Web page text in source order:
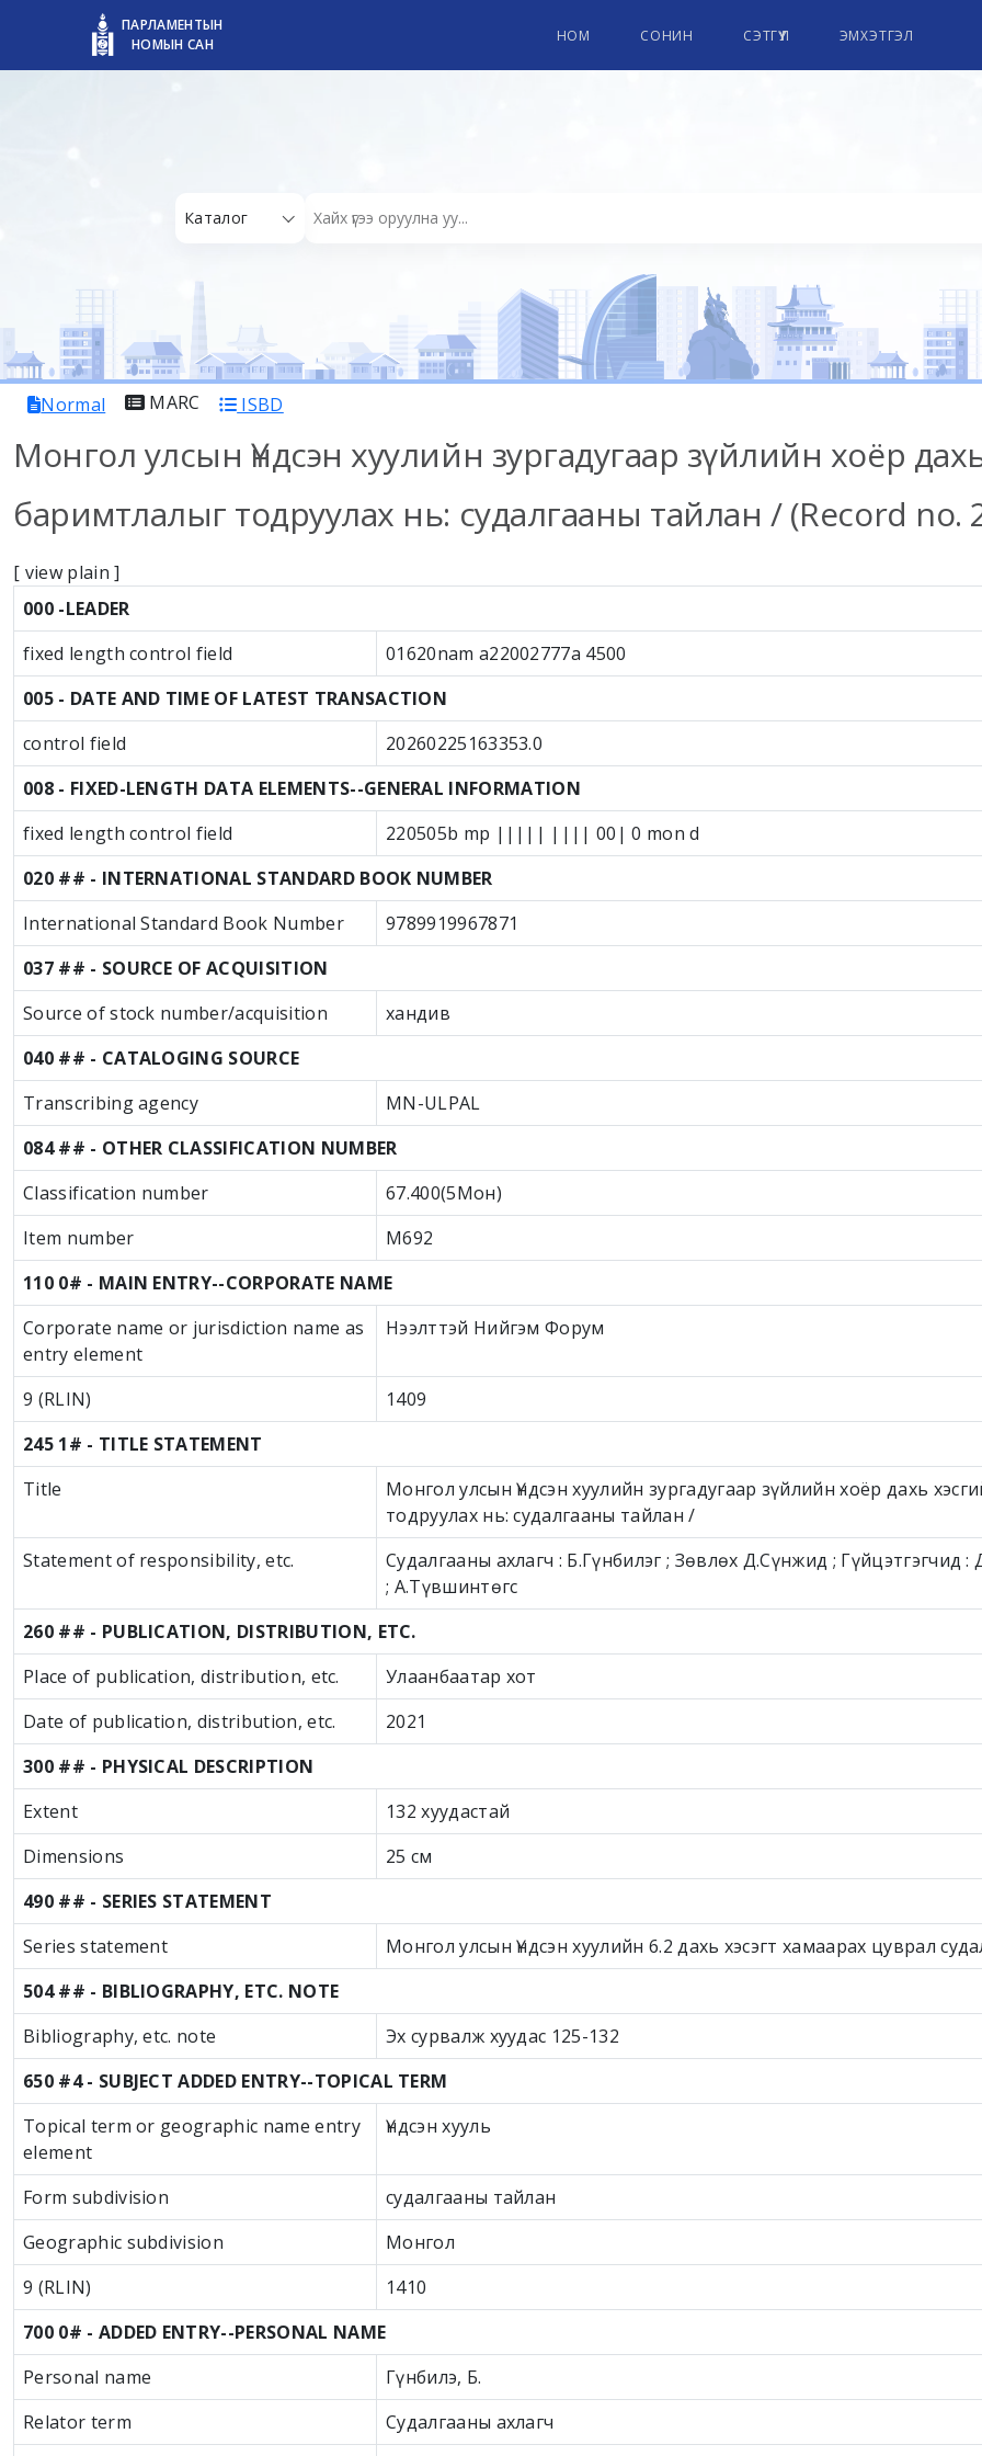
ПАРЛАМЕНТЫН
НОМЫН САН
НОМ СОНИН СЭТГҮҮЛ ЭМХЭТГЭЛ
Каталог
Normal MARC ISBD
Монгол улсын Үндсэн хуулийн зургадугаар зүйлийн хоёр
баримтлалыг тодруулах нь: судалгааны тайлан / (Record no.
[ view plain ]
MARC details
000 -LEADER
fixed length control field
01620nam a22002777a 4500
005 - DATE AND TIME OF LATEST TRANSACTION
control field
20260225163353.0
008 - FIXED-LENGTH DATA ELEMENTS--GENERAL INFORMATION
fixed length control field
220505b mp ||||| |||| 00| 0 mon d
020 ## - INTERNATIONAL STANDARD BOOK NUMBER
International Standard Book Number
9789919967871
037 ## - SOURCE OF ACQUISITION
Source of stock number/acquisition
хандив
040 ## - CATALOGING SOURCE
Transcribing agency
MN-ULPAL
084 ## - OTHER CLASSIFICATION NUMBER
Classification number
67.400(5Мон)
Item number
М692
110 0# - MAIN ENTRY--CORPORATE NAME
Corporate name or jurisdiction name as
entry element
Нээлттэй Нийгэм Форум
9 (RLIN)
1409
245 1# - TITLE STATEMENT
Title
Монгол улсын Үндсэн хуулийн зургадугаар зүйлийн хоёр дахь
тодруулах нь: судалгааны тайлан /
Statement of responsibility, etc.
Судалгааны ахлагч : Б.Гүнбилэг ; Зөвлөх Д.Сүнжид ; Гүйцэтгэгчид
; А.Түвшинтөгс
260 ## - PUBLICATION, DISTRIBUTION, ETC.
Place of publication, distribution, etc.
Улаанбаатар хот
Date of publication, distribution, etc.
2021
300 ## - PHYSICAL DESCRIPTION
Extent
132 хуудастай
Dimensions
25 см
490 ## - SERIES STATEMENT
Series statement
Монгол улсын Үндсэн хуулийн 6.2 дахь хэсэгт хамаарах цуврал
504 ## - BIBLIOGRAPHY, ETC. NOTE
Bibliography, etc. note
Эх сурвалж хуудас 125-132
650 #4 - SUBJECT ADDED ENTRY--TOPICAL TERM
Topical term or geographic name entry
element
Үндсэн хууль
Form subdivision
судалгааны тайлан
Geographic subdivision
Монгол
9 (RLIN)
1410
700 0# - ADDED ENTRY--PERSONAL NAME
Personal name
Гүнбилэ, Б.
Relator term
Судалгааны ахлагч